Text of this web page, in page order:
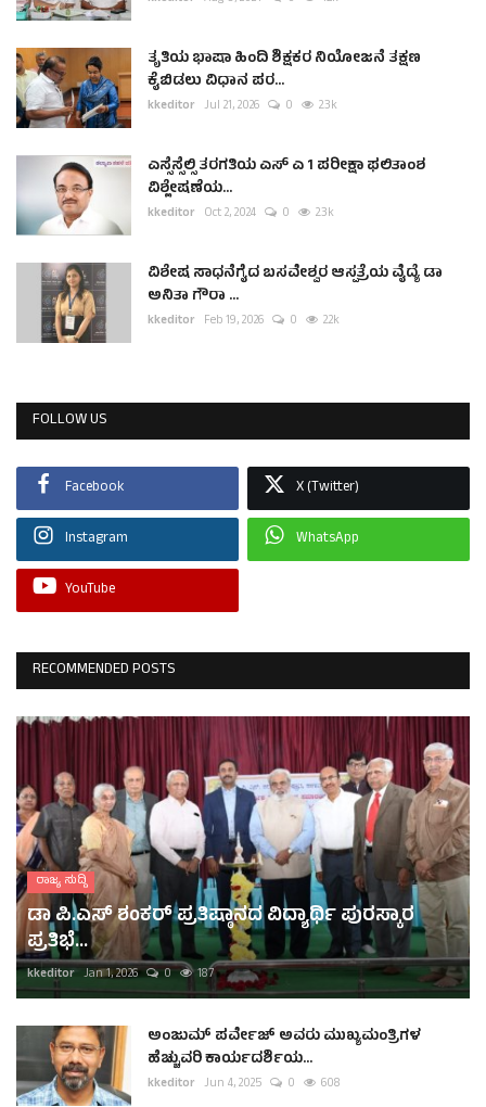
ತೃತಿಯ ಭಾಷಾ ಹಿಂದಿ ಶಿಕ್ಷಕರ ನಿಯೋಜನೆ ತಕ್ಷಣ
ಕೈಬಿಡಲು ವಿಧಾನ ಪರ...
kkeditor Jul 21, 2026 0 2.3k
ಎಸ್ಸೆಸ್ಸೆಲ್ಸಿ ತರಗತಿಯ ಎಸ್ ಎ 1 ಪರೀಕ್ಷಾ ಫಲಿತಾಂಶ
ವಿಶ್ಲೇಷಣೆಯ...
kkeditor Oct 2, 2024 0 2.3k
ವಿಶೇಷ ಸಾಧನೆಗೈದ ಬಸವೇಶ್ವರ ಆಸ್ಪತ್ರೆಯ ವೈದ್ಯೆ ಡಾ
ಅನಿತಾ ಗೌರಾ ...
kkeditor Feb 19, 2026 0 2.2k
FOLLOW US
Facebook X (Twitter)
Instagram WhatsApp
YouTube
RECOMMENDED POSTS
ರಾಜ್ಯ ಸುದ್ದಿ
ಡಾ ಪಿ.ಎಸ್ ಶಂಕರ್ ಪ್ರತಿಷ್ಠಾನದ ವಿದ್ಯಾರ್ಥಿ ಪುರಸ್ಕಾರ
ಪ್ರತಿಭೆ...
kkeditor Jan 1, 2026 0 187
ಅಂಜುಮ್ ಪರ್ವೇಜ್ ಅವರು ಮುಖ್ಯಮಂತ್ರಿಗಳ
ಹೆಚ್ಚುವರಿ ಕಾರ್ಯದರ್ಶಿಯ...
kkeditor Jun 4, 2025 0 608